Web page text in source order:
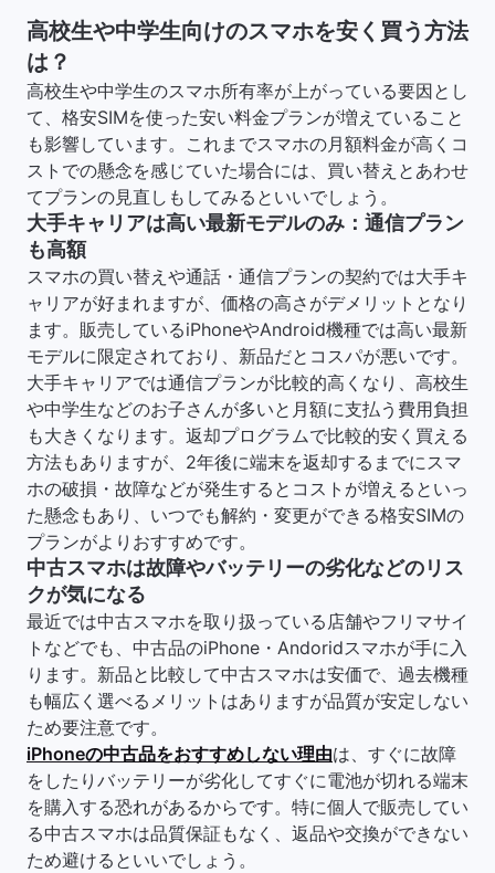
高校生や中学生向けのスマホを安く買う方法
は？
高校生や中学生のスマホ所有率が上がっている要因とし
て、格安SIMを使った安い料金プランが増えていること
も影響しています。これまでスマホの月額料金が高くコ
ストでの懸念を感じていた場合には、買い替えとあわせ
てプランの見直しもしてみるといいでしょう。
大手キャリアは高い最新モデルのみ：通信プラン
も高額
スマホの買い替えや通話・通信プランの契約では大手キ
ャリアが好まれますが、価格の高さがデメリットとなり
ます。販売しているiPhoneやAndroid機種では高い最新
モデルに限定されており、新品だとコスパが悪いです。
大手キャリアでは通信プランが比較的高くなり、高校生
や中学生などのお子さんが多いと月額に支払う費用負担
も大きくなります。返却プログラムで比較的安く買える
方法もありますが、2年後に端末を返却するまでにスマ
ホの破損・故障などが発生するとコストが増えるといっ
た懸念もあり、いつでも解約・変更ができる格安SIMの
プランがよりおすすめです。
中古スマホは故障やバッテリーの劣化などのリス
クが気になる
最近では中古スマホを取り扱っている店舗やフリマサイ
トなどでも、中古品のiPhone・Andoridスマホが手に入
ります。新品と比較して中古スマホは安価で、過去機種
も幅広く選べるメリットはありますが品質が安定しない
ため要注意です。
iPhoneの中古品をおすすめしない理由は、すぐに故障
をしたりバッテリーが劣化してすぐに電池が切れる端末
を購入する恐れがあるからです。特に個人で販売してい
る中古スマホは品質保証もなく、返品や交換ができない
ため避けるといいでしょう。